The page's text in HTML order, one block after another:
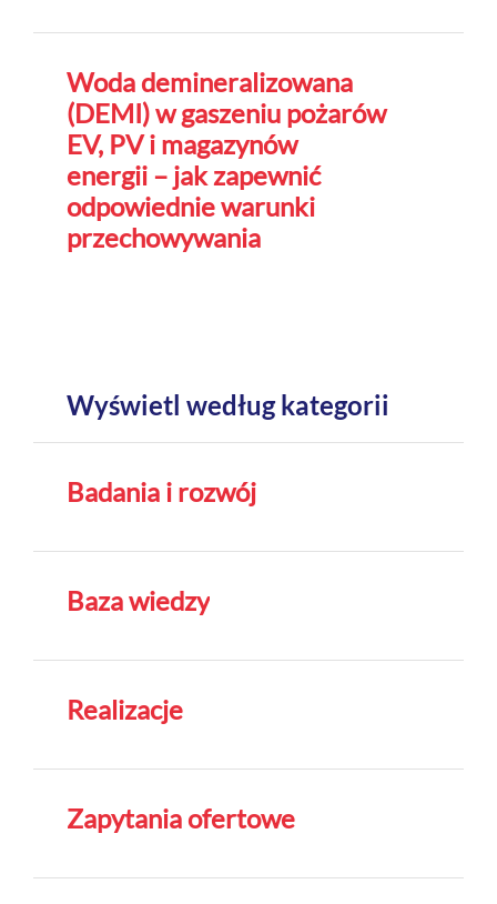
Woda demineralizowana
(DEMI) w gaszeniu pożarów
EV, PV i magazynów
energii – jak zapewnić
odpowiednie warunki
przechowywania
Wyświetl według kategorii
Badania i rozwój
Baza wiedzy
Realizacje
Zapytania ofertowe